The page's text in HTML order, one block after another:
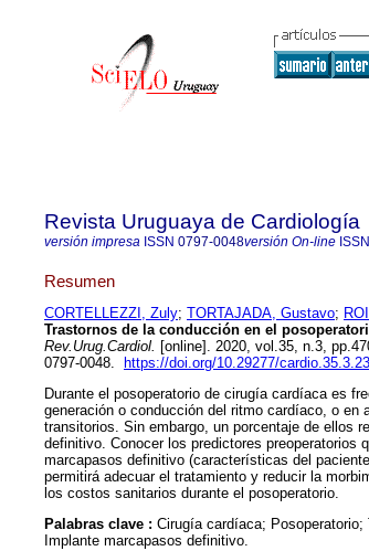
Revista Uruguaya de Cardiología
versión impresa ISSN 0797-0048versión On-line ISSN
Resumen
CORTELLEZZI, Zuly; TORTAJADA, Gustavo;
Trastornos de la conducción en el
Rev.Urug.Cardiol. [online]. 2020, vol.35, n.3,
0797-0048.
https://doi.org/10.29277/cardio.35.3.23
Durante el posoperatorio de cirugía cardíaca es
generación o conducción del ritmo cardíaco, o
transitorios. Sin embargo, un porcentaje de ellos
definitivo. Conocer los predictores preoperatorios
marcapasos definitivo (características del
permitirá adecuar el tratamiento y reducir la
los costos sanitarios durante el posoperatorio.
Palabras clave : Cirugía cardíaca;
Implante marcapasos definitivo.